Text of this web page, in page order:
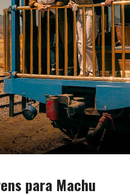
para Machu